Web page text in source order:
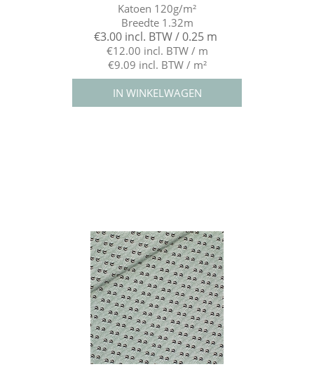
Katoen 120g/m²
Breedte 1.32m
€3.00 incl. BTW / 0.25 m
€12.00 incl. BTW / m
€9.09 incl. BTW / m²